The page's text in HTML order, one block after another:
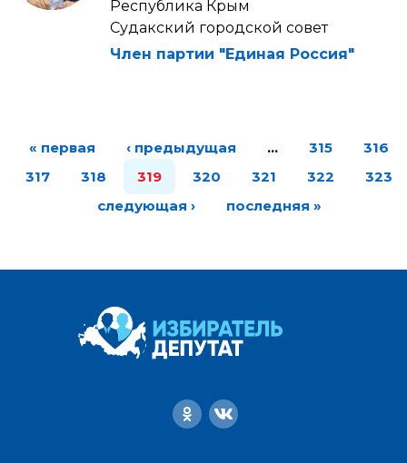
Республика Крым
Судакский городской совет
Член партии "Единая Россия"
« первая ‹ предыдущая … 315
316
317
318 319 320 321 322
323
следующая ›
последняя »